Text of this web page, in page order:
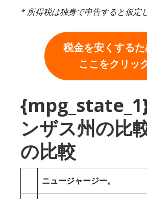
* 所得税は独身で申告すると仮定
税金を安くする
ここをクリッ
ンザス州の比
の比較
ニュージャージー。